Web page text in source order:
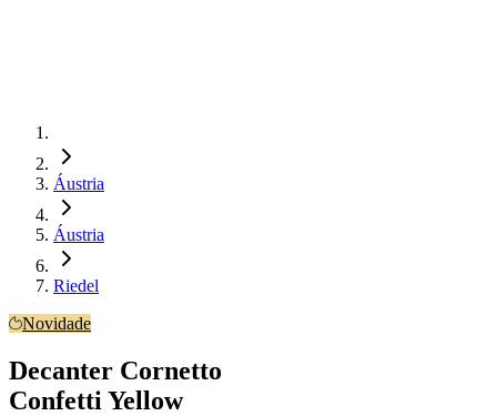
Áustria
Áustria
Riedel
Novidade
Decanter Cornetto
Confetti Yellow